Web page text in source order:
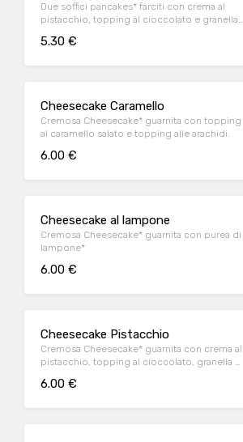
Due soffici pancakes* farciti con crema al
pistacchio, topping al cioccolato e granella
5.30 €
Cheesecake Caramello
Cremosa Cheesecake* guarnita con topping
al caramello salato e topping alle arachidi.
6.00 €
Cheesecake al lampone
Cremosa Cheesecake* guarnita con purea di
lampone*
6.00 €
Cheesecake Pistacchio
Cremosa Cheesecake* guarnita con crema al
pistacchio, topping al cioccolato, granella di
6.00 €